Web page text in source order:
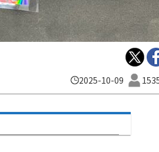
2025-10-09